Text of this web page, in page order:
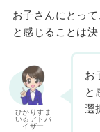
お子さんにとっ
と感じることは
ひかりすま
いるアドバ
イザー
お
と
選